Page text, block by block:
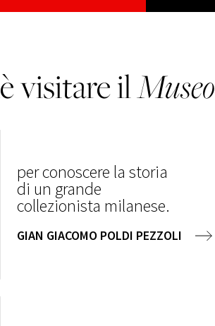
visitare ilMuseo
per conoscere la storia
di un grande
collezionista milanese.
GIAN GIACOMO POLDI PEZZOLI